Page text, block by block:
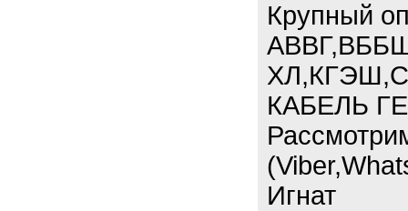
Крупный
КАБЕЛЬ
Игнат